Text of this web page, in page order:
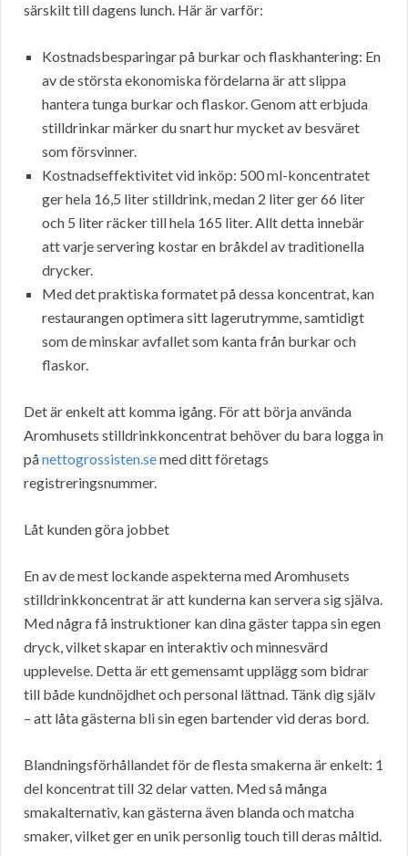
särskilt till dagens lunch. Här är varför:
Kostnadsbesparingar på burkar och flaskhantering: En
av de största ekonomiska fördelarna är att slippa
hantera tunga burkar och flaskor. Genom att erbjuda
stilldrinkar märker du snart hur mycket av besväret
som försvinner.
Kostnadseffektivitet vid inköp: 500 ml-koncentratet
ger hela 16,5 liter stilldrink, medan 2 liter ger 66 liter
och 5 liter räcker till hela 165 liter. Allt detta innebär
att varje servering kostar en bråkdel av traditionella
drycker.
Med det praktiska formatet på dessa koncentrat, kan
restaurangen optimera sitt lagerutrymme, samtidigt
som de minskar avfallet som kanta från burkar och
flaskor.
Det är enkelt att komma igång. För att börja använda
Aromhusets stilldrinkkoncentrat behöver du bara logga in
pånettogrossisten.semed ditt företags
registreringsnummer.
Låt kunden göra jobbet
En av de mest lockande aspekterna med Aromhusets
stilldrinkkoncentrat är att kunderna kan servera sig själva.
Med några få instruktioner kan dina gäster tappa sin egen
dryck, vilket skapar en interaktiv och minnesvärd
upplevelse. Detta är ett gemensamt upplägg som bidrar
till både kundnöjdhet och personal lättnad. Tänk dig själv
– att låta gästerna bli sin egen bartender vid deras bord.
Blandningsförhållandet för de flesta smakerna är enkelt: 1
del koncentrat till 32 delar vatten. Med så många
smakalternativ, kan gästerna även blanda och matcha
smaker, vilket ger en unik personlig touch till deras måltid.